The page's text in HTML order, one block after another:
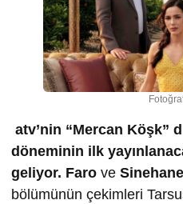
atv’nin “Mercan Köşk”
döneminin ilk
geliyor. Faro ve Sinehane
bölümünün çekimleri